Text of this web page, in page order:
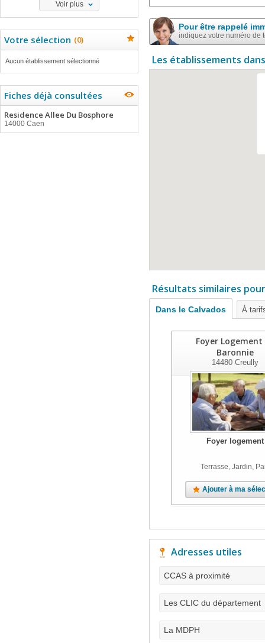
Voir plus
Votre sélection (0)
Aucun établissement sélectionné
Fiches déjà consultées
Residence Allee Du Bosphore
14000 Caen
Pour être rappelé
indiquez votre numéro de
Les établissements
Résultats similaires
Dans le Calvados À
Foyer Logement
Baronnie
14480 Creully
Foyer logement
Terrasse, Jardin,
Ajouter à ma
Adresses utiles
CCAS à proximité
Les CLIC du département
La MDPH